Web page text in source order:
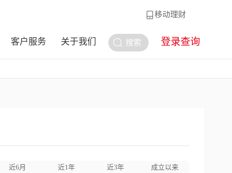
移动理财
搜索 登录查询
客户服务 关于我们
近6月 近1年 近3年 成立以来